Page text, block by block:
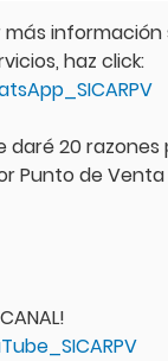
más
haz click:
daré 20 razones
Punto de